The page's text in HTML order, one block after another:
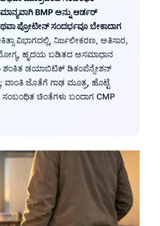
BMP ಅನ್ನು ಆರ್ಡರ್
ಪ್ರೋಟೀನ್ ಸಂದರ್ಭವೂ ಬೇಕಾದಾಗ
ವಿಭಾಗದಲ್ಲಿ, ನಿರ್ಜಲೀಕರಣ, ಅತಿಸಾರ,
ಹೃದಯ ಬಡಿತದ ಅಸಮಾಧಾನ
ಶಂಕಿತ ಡಯಾಬಿಟಿಕ್ ಡಿಕಂಪೆನ್ಸೇಶನ್
ವಾಂತಿ ಜೊತೆಗೆ ಗಾಢ ಮೂತ್ರ, ಹೊಟ್ಟೆ
ಚಿಂತೆಗಳು ಬಂದಾಗ CMP